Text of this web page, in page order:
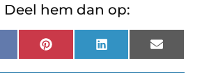
Deel hem dan op:
Pinterest LinkedIn Email